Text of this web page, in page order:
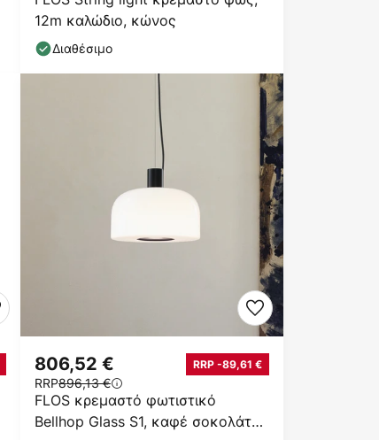
12m καλώδιο, κώνος
Διαθέσιμο
FLOS κρεμαστό φωτιστικό
Bellhop Glass S1, καφέ σοκολάτα,
806,52 € RRP -89,61 €
RRP896,13 €